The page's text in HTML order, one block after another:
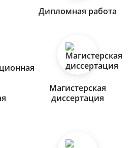
Дипломная работа
Магистерская
диссертация